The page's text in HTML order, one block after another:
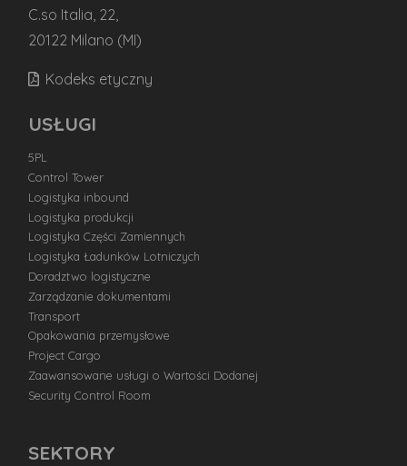
C.so Italia, 22,
20122 Milano (MI)
Kodeks etyczny
USŁUGI
5PL
Control Tower
Logistyka inbound
Logistyka produkcji
Logistyka Części Zamiennych
Logistyka Ładunków Lotniczych
Doradztwo logistyczne
Zarządzanie dokumentami
Transport
Opakowania przemysłowe
Project Cargo
Zaawansowane usługi o Wartości Dodanej
Security Control Room
SEKTORY